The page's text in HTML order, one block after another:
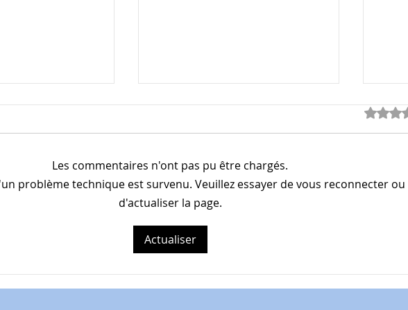
vous
Financer son
investissement locatif : 3
différence
Noté 0
Les commentaires n'ont pas pu être chargés.
problème technique est survenu. Veuillez essayer de vous reconnecter ou
d'actualiser la page.
Actualiser